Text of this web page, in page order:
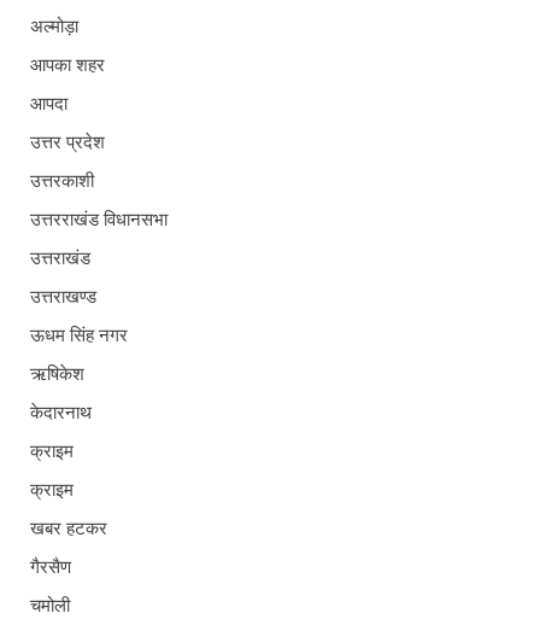
अल्मोड़ा
आपका शहर
आपदा
उत्तर प्रदेश
उत्तरकाशी
उत्तरराखंड विधानसभा
उत्तराखंड
उत्तराखण्ड
ऊधम सिंह नगर
ऋषिकेश
केदारनाथ
क्राइम
क्राइम
खबर हटकर
गैरसैण
चमोली